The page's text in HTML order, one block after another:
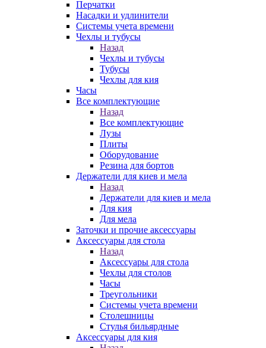
Перчатки
Насадки и удлинители
Системы учета времени
Чехлы и тубусы
Назад
Чехлы и тубусы
Тубусы
Чехлы для кия
Часы
Все комплектующие
Назад
Все комплектующие
Лузы
Плиты
Оборудование
Резина для бортов
Держатели для киев и мела
Назад
Держатели для киев и мела
Для кия
Для мела
Заточки и прочие аксессуары
Аксессуары для стола
Назад
Аксессуары для стола
Чехлы для столов
Часы
Треугольники
Системы учета времени
Столешницы
Стулья бильярдные
Аксессуары для кия